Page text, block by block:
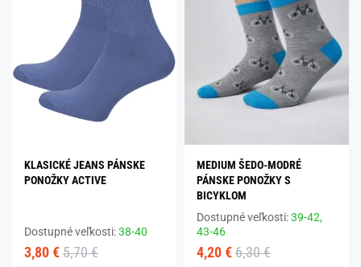
KLASICKÉ JEANS PÁNSKE
PONOŽKY ACTIVE
Dostupné veľkosti:38-40
3,80 € 5,70 €
MEDIUM ŠEDO-MODRÉ
PÁNSKE PONOŽKY S
BICYKLOM
Dostupné veľkosti:39-42,
43-46
4,20 € 6,30 €